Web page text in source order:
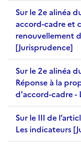
Sur le 2e alinéa
accord-cadre et
renouvellement
[Jurisprudence]
Sur le 2e alinéa
Réponse à la
d'accord-cadre -
Sur le III de
Les indicateurs